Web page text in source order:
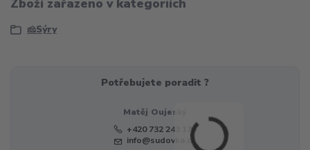
🧀Sýry
Potřebujete poradit ?
Matěj Oujeský
+420 732 243 174
info@sudovka.cz